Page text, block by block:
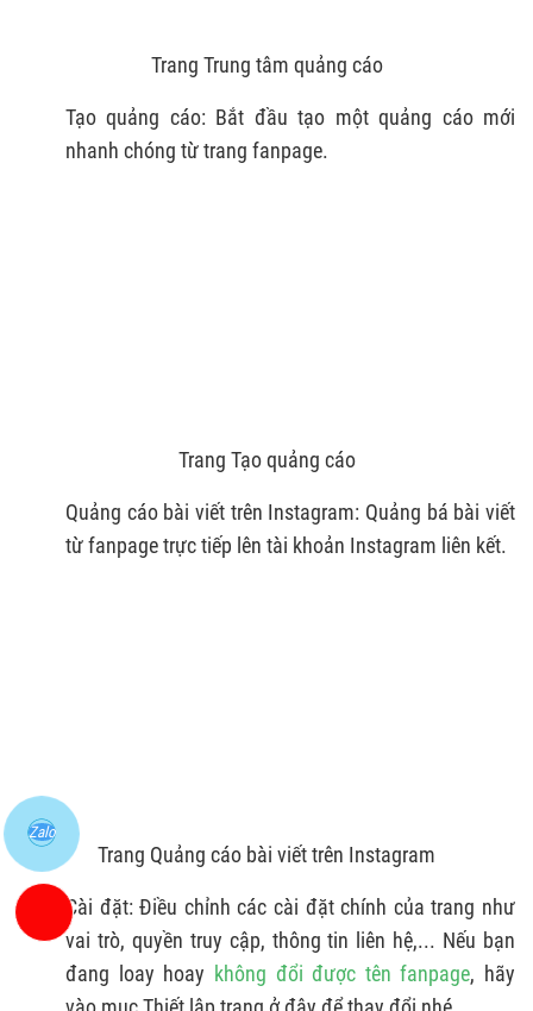
Trang Trung tâm quảng cáo
Tạo quảng cáo: Bắt đầu tạo một quảng cáo mới
nhanh chóng từ trang fanpage.
Trang Tạo quảng cáo
Quảng cáo bài viết trên Instagram: Quảng bá bài viết
từ fanpage trực tiếp lên tài khoản Instagram liên kết.
Trang Quảng cáo bài viết trên Instagram
Cài đặt: Điều chỉnh các cài đặt chính của trang như
vai trò, quyền truy cập, thông tin liên hệ,... Nếu bạn
đang loay hoay không đổi được tên fanpage, hãy
Zalo